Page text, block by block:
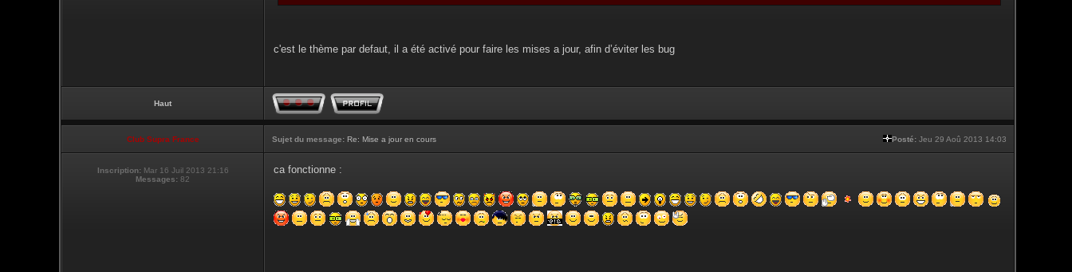
c'est le thème par defaut, il a été activé pour faire les mises a jour, afin d’éviter les bug
Haut
Club Supra France Sujet du message: Re: Mise a jour en cours Posté: Jeu 29 Aoû 2013 14:03
Inscription: Mar 16 Juil 2013 21:16
Messages: 82
ca fonctionne :